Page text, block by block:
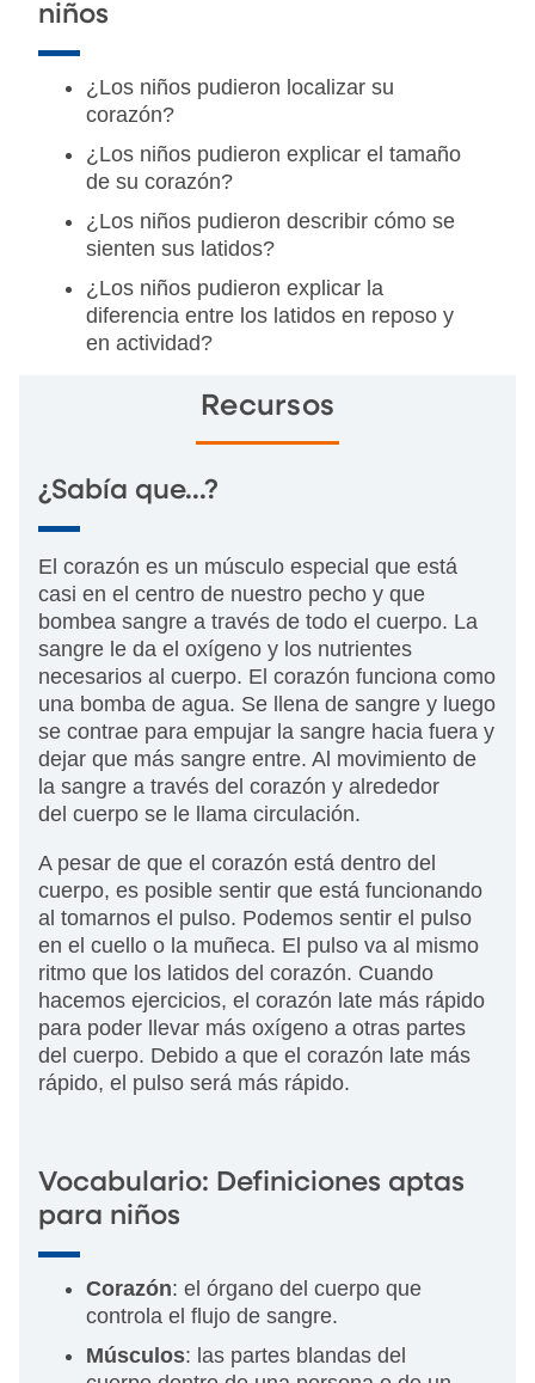
niños
¿Los niños pudieron localizar su
corazón?
¿Los niños pudieron explicar el tamaño
de su corazón?
¿Los niños pudieron describir cómo se
sienten sus latidos?
¿Los niños pudieron explicar la
diferencia entre los latidos en reposo y
en actividad?
Recursos
¿Sabía que...?
El corazón es un músculo especial que está
casi en el centro de nuestro pecho y que
bombea sangre a través de todo el cuerpo. La
sangre le da el oxígeno y los nutrientes
necesarios al cuerpo. El corazón funciona como
una bomba de agua. Se llena de sangre y luego
se contrae para empujar la sangre hacia fuera y
dejar que más sangre entre. Al movimiento de
la sangre a través del corazón y alrededor
del cuerpo se le llama circulación.
A pesar de que el corazón está dentro del
cuerpo, es posible sentir que está funcionando
al tomarnos el pulso. Podemos sentir el pulso
en el cuello o la muñeca. El pulso va al mismo
ritmo que los latidos del corazón. Cuando
hacemos ejercicios, el corazón late más rápido
para poder llevar más oxígeno a otras partes
del cuerpo. Debido a que el corazón late más
rápido, el pulso será más rápido.
Vocabulario: Definiciones aptas
para niños
Corazón: el órgano del cuerpo que
controla el flujo de sangre.
Músculos: las partes blandas del